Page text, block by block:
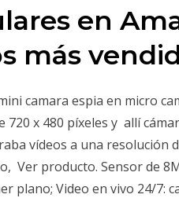
en
más
camara espia en micro
x 480 píxeles y allí
vídeos a una resolución
Ver producto. Sensor de
plano; Video en vivo 24/7: